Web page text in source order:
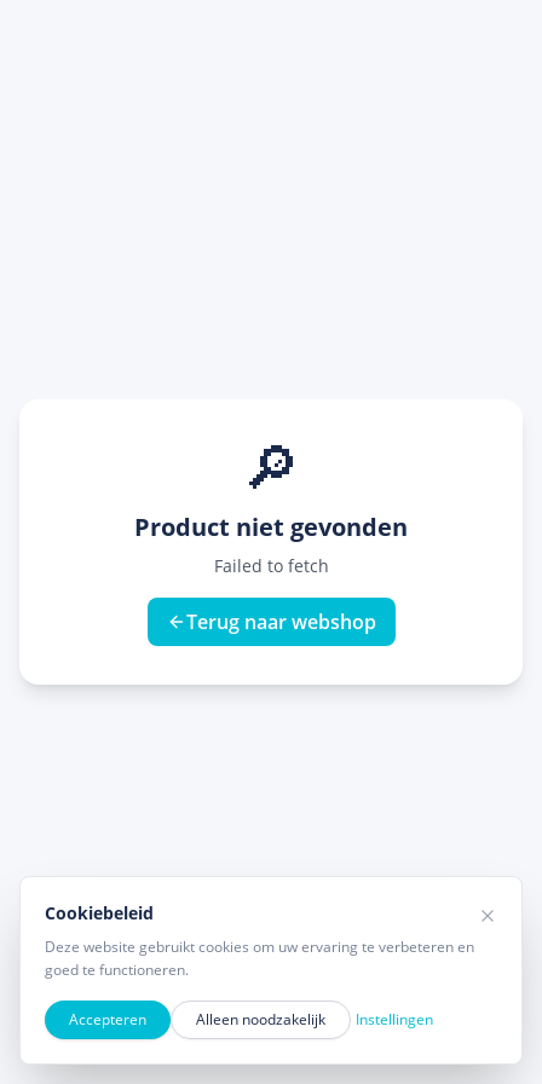
🔎
Product niet gevonden
Failed to fetch
Terug naar webshop
Cookiebeleid
Deze website gebruikt cookies om uw ervaring te verbeteren en
goed te functioneren.
Accepteren Alleen noodzakelijk Instellingen